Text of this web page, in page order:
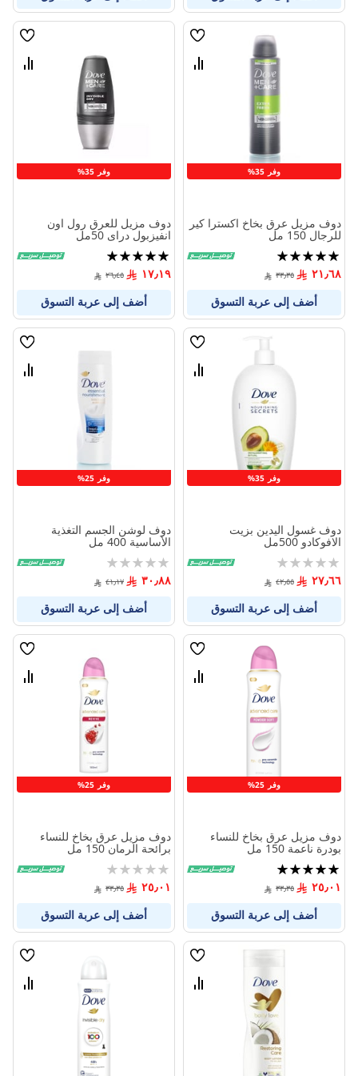
وفر 35%
قائمة
قارن
دوف مزيل عرق بخاخ اكسترا كير
للرجال 150 مل
تقييم:
100%
٢١٫٦٨ ٣٣٫٣٥
أضف إلى عربة التسوق
وفر 35%
قائمة
قارن
دوف مزيل للعرق رول اون
انفيزبول دراى 50مل
تقييم:
100%
١٧٫١٩ ٢٦٫٤٥
أضف إلى عربة التسوق
وفر 35%
قائمة
قارن
دوف غسول اليدين بزيت
الافوكادو 500مل
Rating:
0%
٢٧٫٦٦ ٤٢٫٥٥
أضف إلى عربة التسوق
وفر 25%
قائمة
قارن
دوف لوشن الجسم التغذية
الأساسية 400 مل
Rating:
0%
٣٠٫٨٨ ٤١٫١٧
أضف إلى عربة التسوق
وفر 25%
قائمة
قارن
دوف مزيل عرق بخاخ للنساء
بودرة ناعمة 150 مل
تقييم:
100%
٢٥٫٠١ ٣٣٫٣٥
أضف إلى عربة التسوق
وفر 25%
قائمة
قارن
دوف مزيل عرق بخاخ للنساء
برائحة الرمان 150 مل
Rating:
0%
٢٥٫٠١ ٣٣٫٣٥
أضف إلى عربة التسوق
قائمة
قارن
قائمة
قارن